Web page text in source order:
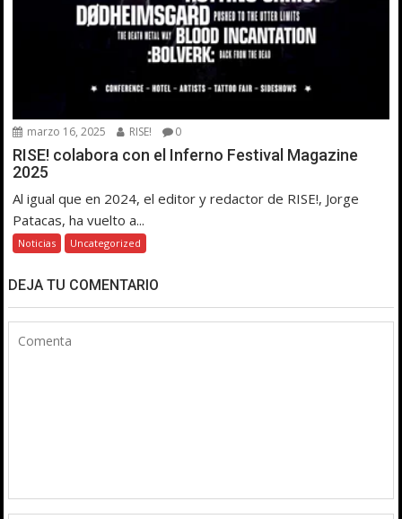
marzo 16, 2025 RISE! 0
RISE! colabora con el Inferno Festival Magazine
2025
Al igual que en 2024, el editor y redactor de RISE!, Jorge
Patacas, ha vuelto a...
Noticias Uncategorized
DEJA TU COMENTARIO